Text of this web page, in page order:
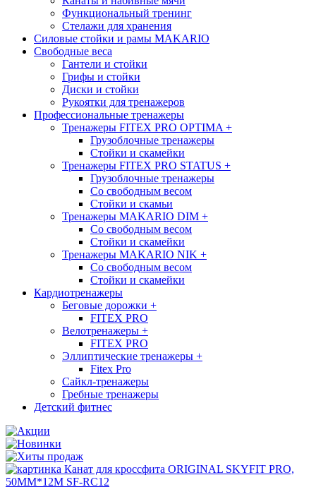
Функциональный тренинг
Стелажи для хранения
Силовые стойки и рамы MAKARIO
Свободные веса
Гантели и стойки
Грифы и стойки
Диски и стойки
Рукоятки для тренажеров
Профессиональные тренажеры
Тренажеры FITEX PRO OPTIMA +
Грузоблочные тренажеры
Стойки и скамейки
Тренажеры FITEX PRO STATUS +
Грузоблочные тренажеры
Со свободным весом
Стойки и скамьи
Тренажеры MAKARIO DIM +
Со свободным весом
Стойки и скамейки
Тренажеры MAKARIO NIK +
Со свободным весом
Стойки и скамейки
Кардиотренажеры
Беговые дорожки +
FITEX PRO
Велотренажеры +
FITEX PRO
Эллиптические тренажеры +
Fitex Pro
Сайкл-тренажеры
Гребные тренажеры
Детский фитнес